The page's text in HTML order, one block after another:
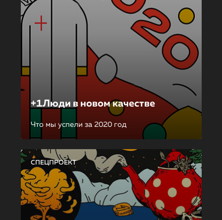
+1Люди в новом качестве
Что мы успели за 2020 год
СПЕЦПРОЕКТ